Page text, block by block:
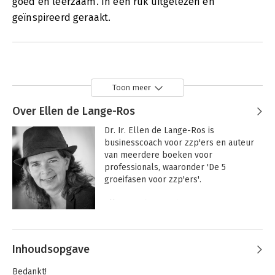
geïnspireerd geraakt.
Toon meer
Over Ellen de Lange-Ros
Dr. Ir. Ellen de Lange-Ros is
businesscoach voor zzp'ers en auteur
van meerdere boeken voor
professionals, waaronder 'De 5
groeifasen voor zzp'ers'.
Technische Bedrijfskunde en haar
Andere boeken door Ellen de
Lange-Ros
Inhoudsopgave
Bedankt!